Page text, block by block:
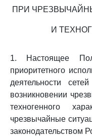
ПРИ
И
1. Настоящее
приоритетного
деятельности
возникновении
техногенного
чрезвычайные
законодательством